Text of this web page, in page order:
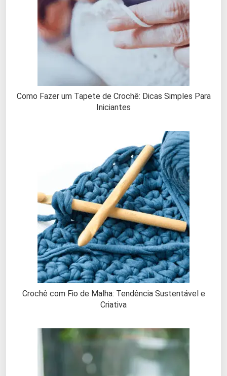
Como Fazer um Tapete de Crochê: Dicas Simples Para
Iniciantes
Crochê com Fio de Malha: Tendência Sustentável e
Criativa